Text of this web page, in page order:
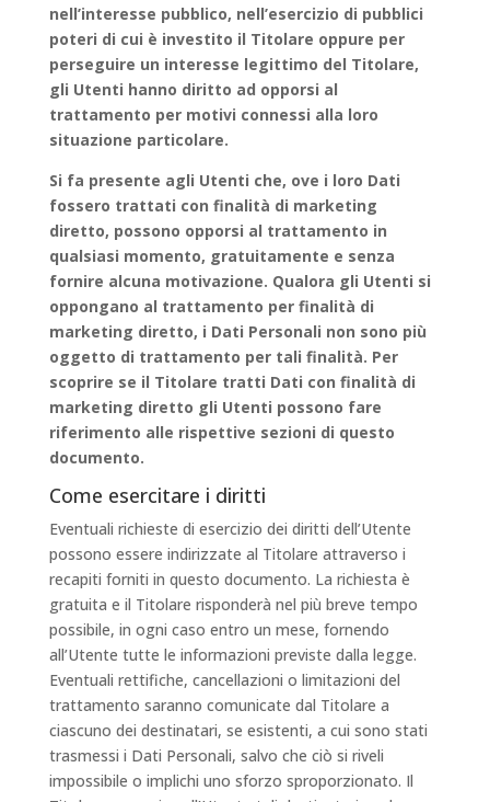
nell’interesse pubblico, nell’esercizio di pubblici
poteri di cui è investito il Titolare oppure per
perseguire un interesse legittimo del Titolare,
gli Utenti hanno diritto ad opporsi al
trattamento per motivi connessi alla loro
situazione particolare.
Si fa presente agli Utenti che, ove i loro Dati
fossero trattati con finalità di marketing
diretto, possono opporsi al trattamento in
qualsiasi momento, gratuitamente e senza
fornire alcuna motivazione. Qualora gli Utenti si
oppongano al trattamento per finalità di
marketing diretto, i Dati Personali non sono più
oggetto di trattamento per tali finalità. Per
scoprire se il Titolare tratti Dati con finalità di
marketing diretto gli Utenti possono fare
riferimento alle rispettive sezioni di questo
documento.
Come esercitare i diritti
Eventuali richieste di esercizio dei diritti dell’Utente
possono essere indirizzate al Titolare attraverso i
recapiti forniti in questo documento. La richiesta è
gratuita e il Titolare risponderà nel più breve tempo
possibile, in ogni caso entro un mese, fornendo
all’Utente tutte le informazioni previste dalla legge.
Eventuali rettifiche, cancellazioni o limitazioni del
trattamento saranno comunicate dal Titolare a
ciascuno dei destinatari, se esistenti, a cui sono stati
trasmessi i Dati Personali, salvo che ciò si riveli
impossibile o implichi uno sforzo sproporzionato. Il